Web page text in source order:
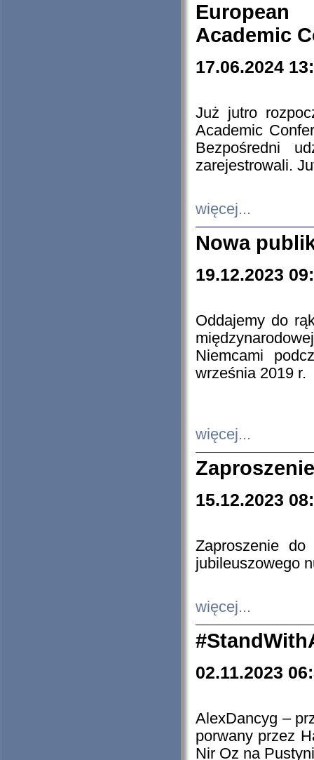
European
Academic
17.06.2024
Już jutro
Academic
Bezpośredni
zarejestrowali.
więcej...
Nowa
19.12.2023
Oddajemy do
Niemcami
września 2019 r.
więcej...
15.12.2023
Zaproszenie do
jubileuszowego
więcej...
02.11.2023
AlexDancyg –
porwany przez
Nir Oz na